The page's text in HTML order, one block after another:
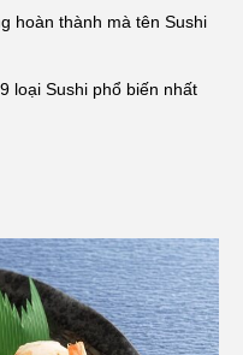
hoàn thành mà tên Sushi
loại Sushi phổ biến nhất